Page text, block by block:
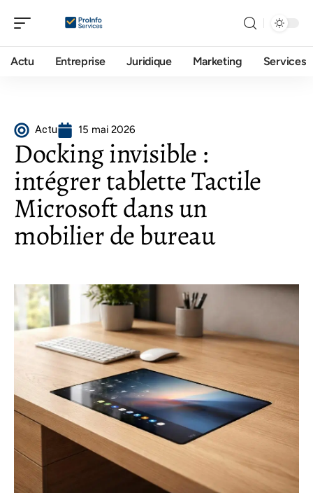
Actu Entreprise Juridique Marketing Services
Actu 15 mai 2026
Docking invisible :
intégrer tablette Tactile
Microsoft dans un
mobilier de bureau